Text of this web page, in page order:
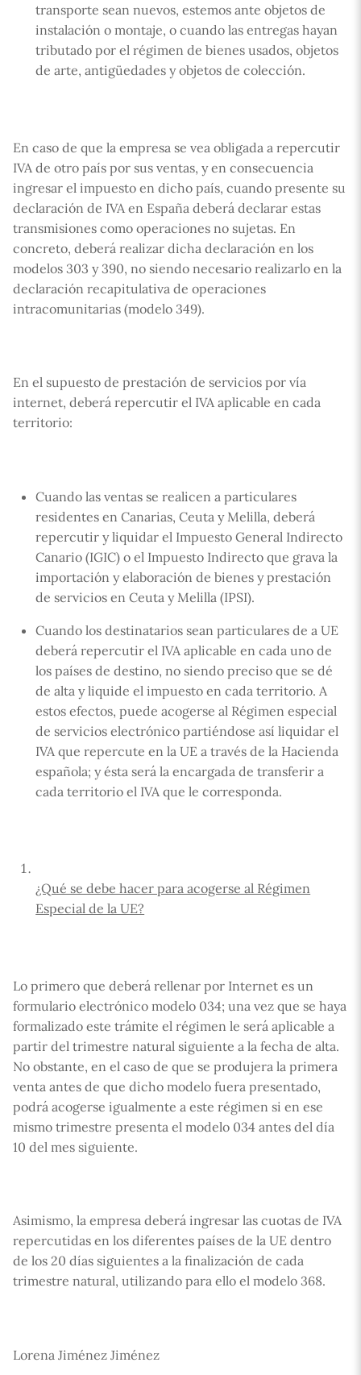
transporte sean nuevos, estemos ante objetos de
instalación o montaje, o cuando las entregas hayan
tributado por el régimen de bienes usados, objetos
de arte, antigüedades y objetos de colección.
En caso de que la empresa se vea obligada a repercutir
IVA de otro país por sus ventas, y en consecuencia
ingresar el impuesto en dicho país, cuando presente su
declaración de IVA en España deberá declarar estas
transmisiones como operaciones no sujetas. En
concreto, deberá realizar dicha declaración en los
modelos 303 y 390, no siendo necesario realizarlo en la
declaración recapitulativa de operaciones
intracomunitarias (modelo 349).
En el supuesto de prestación de servicios por vía
internet, deberá repercutir el IVA aplicable en cada
territorio:
Cuando las ventas se realicen a particulares
residentes en Canarias, Ceuta y Melilla, deberá
repercutir y liquidar el Impuesto General Indirecto
Canario (IGIC) o el Impuesto Indirecto que grava la
importación y elaboración de bienes y prestación
de servicios en Ceuta y Melilla (IPSI).
Cuando los destinatarios sean particulares de a UE
deberá repercutir el IVA aplicable en cada uno de
los países de destino, no siendo preciso que se dé
de alta y liquide el impuesto en cada territorio. A
estos efectos, puede acogerse al Régimen especial
de servicios electrónico partiéndose así liquidar el
IVA que repercute en la UE a través de la Hacienda
española; y ésta será la encargada de transferir a
cada territorio el IVA que le corresponda.
¿Qué se debe hacer para acogerse al Régimen
Especial de la UE?
Lo primero que deberá rellenar por Internet es un
formulario electrónico modelo 034; una vez que se haya
formalizado este trámite el régimen le será aplicable a
partir del trimestre natural siguiente a la fecha de alta.
No obstante, en el caso de que se produjera la primera
venta antes de que dicho modelo fuera presentado,
podrá acogerse igualmente a este régimen si en ese
mismo trimestre presenta el modelo 034 antes del día
10 del mes siguiente.
Asimismo, la empresa deberá ingresar las cuotas de IVA
repercutidas en los diferentes países de la UE dentro
de los 20 días siguientes a la finalización de cada
trimestre natural, utilizando para ello el modelo 368.
Lorena Jiménez Jiménez